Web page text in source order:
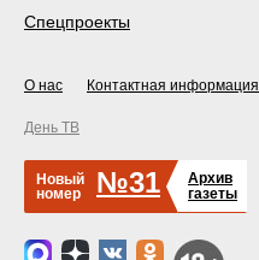
Спецпроекты
О нас Контактная информация
День ТВ
Новый
номер
№31
Архив
газеты